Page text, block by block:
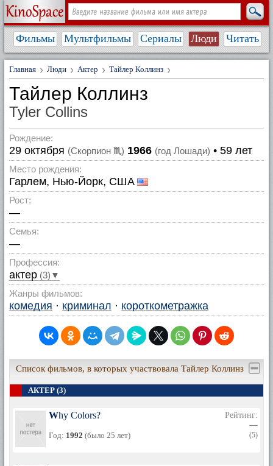
Фильмы Мультфильмы Сериалы Люди Читать
Главная Люди Актер Тайлер Коллинз
Тайлер Коллинз
Tyler Collins
Рождение:
29 октября (Скорпион ♏) 1966 (год Лошади) • 59 лет
Место рождения:
Гарлем, Нью-Йорк, США
Рост:
—
Семья:
—
Профессия:
актер (3)▼
Жанры фильмов:
комедия · криминал · короткометражка
Список фильмов, в которых участвовала Тайлер Коллинз
АКТЕР (3)
Why Colors?
Год: 1992 (было 25 лет)
Рейтинг:
—
(5)